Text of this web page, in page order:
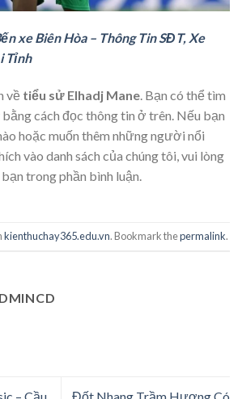
xe Biên Hòa – Thông Tin SĐT, Xe
Tỉnh
về tiểu sử Elhadj Mane. Bạn có thể tìm
bằng cách đọc thông tin ở trên. Nếu bạn
hoặc muốn thêm những người nổi
vào danh sách của chúng tôi, vui lòng
trong phần bình luận.
kienthuchay365.edu.vn. Bookmark thepermalink.